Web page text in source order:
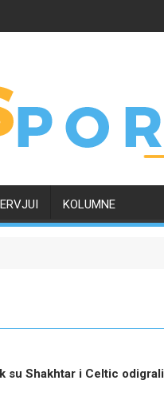
KOLUMNE
su Shakhtar i Celtic odigrali